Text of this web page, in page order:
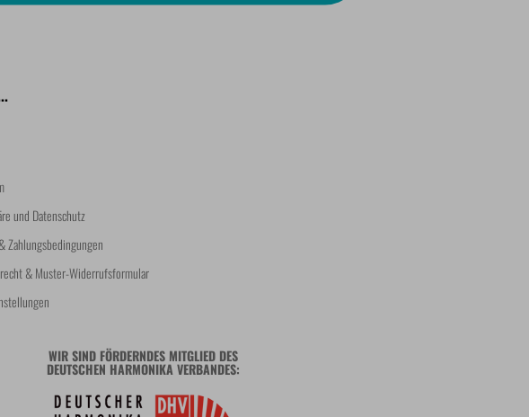
und Datenschutz
Zahlungsbedingungen
& Muster-Widerrufsformular
WIR SIND FÖRDERNDES MITGLIED DES
DEUTSCHEN HARMONIKA VERBANDES: